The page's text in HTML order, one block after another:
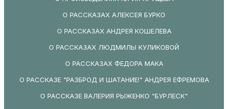
О РАССКАЗАХ АЛЕКСЕЯ БУРКО
О РАССКАЗАХ АНДРЕЯ КОШЕЛЕВА
О РАССКАЗАХ ЛЮДМИЛЫ КУЛИКОВОЙ
О РАССКАЗАХ ФЕДОРА МАКА
О РАССКАЗЕ "РАЗБРОД И ШАТАНИЕ!" АНДРЕЯ ЕФРЕМОВА
О РАССКАЗЕ ВАЛЕРИЯ РЫЖЕНКО "БУРЛЕСК"